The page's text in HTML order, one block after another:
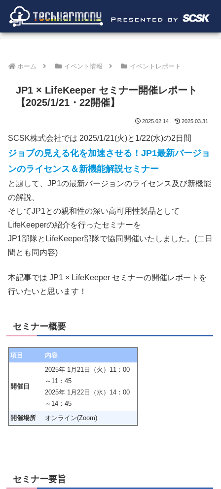
ホーム イベント情報 イベントレポート
JP1 × LifeKeeper セミナー開催レポート
【2025/1/21・22開催】
2025.02.14 2025.03.31
SCSK株式会社では 2025/1/21(火)と1/22(水)の2日間
ジョブの見える化を加速させる！JP1最新バージョ
ンのライセンス＆新機能解説セミナー
と題して、JP1の最新バージョンのライセンス及び新機能
の解説、
そしてJP1との親和性の深い高可用性製品として
LifeKeeperの紹介を行ったセミナーを
JP1部隊とLifeKeeper部隊で協同開催いたしました。(二日
間とも同内容)
本記事では JP1 × LifeKeeper セミナーの開催レポートを
行いたいと思います！
セミナー概要
項目 内容
開催日
2025年 1月21日（火）11：00
～11：45
2025年 1月22日（水）14：00
～14：45
開催場所
オンライン(Zoom)
セミナー要旨